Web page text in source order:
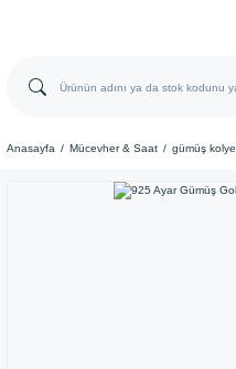
Anasayfa Mücevher & Saat gümüş kolye